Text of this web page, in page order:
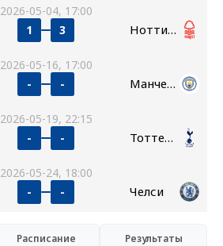
2026-05-04, 17:00
1 3 Ноттингем Форест
2026-05-16, 17:00
- - Манчестер Сити
2026-05-19, 22:15
- - Тоттенхэм
2026-05-24, 18:00
- - Челси
Расписание Результаты